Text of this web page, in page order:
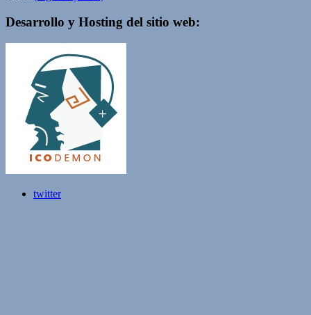
Desarrollo y Hosting del sitio web:
twitter